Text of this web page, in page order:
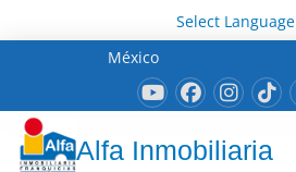
Select Language
México
Alfa Inmobiliaria